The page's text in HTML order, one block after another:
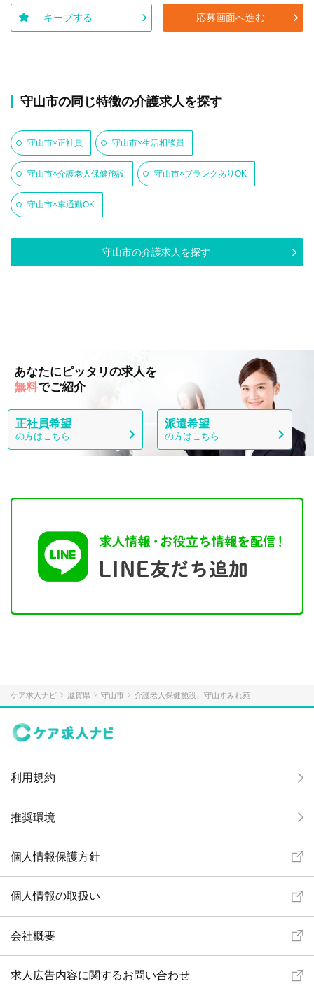
キープする 応募画面へ進む
守山市の同じ特徴の介護求人を探す
守山市×正社員 守山市×生活相談員
守山市×介護老人保健施設 守山市×ブランクありOK
守山市×車通勤OK
守山市の介護求人を探す
あなたにピッタリの求人を
無料でご紹介
正社員希望
の方はこちら
派遣希望
の方はこちら
ケア求人ナビ 滋賀県 守山市 介護老人保健施設 守山すみれ苑
利用規約
推奨環境
個人情報保護方針
個人情報の取扱い
会社概要
求人広告内容に関するお問い合わせ